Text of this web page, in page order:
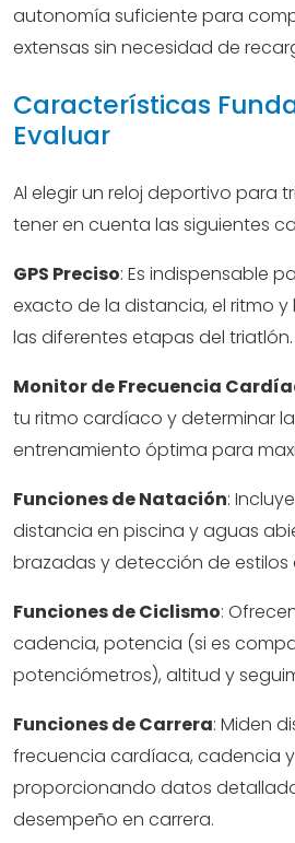
autonomía suficiente para
extensas sin necesidad de
Características
Evaluar
Al elegir un reloj deportivo para
tener en cuenta las siguientes
GPS Preciso: Es indispensable
exacto de la distancia, el ritmo
las diferentes etapas del triatlón.
Monitor de Frecuencia
tu ritmo cardíaco y determinar
entrenamiento óptima para
Funciones de Natación:
distancia en piscina y aguas
brazadas y detección de estilos
Funciones de Ciclismo:
cadencia, potencia (si es
potenciómetros), altitud y
Funciones de Carrera: Miden
frecuencia cardíaca, cadencia
proporcionando datos
desempeño en carrera.